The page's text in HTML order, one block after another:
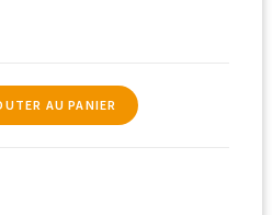
AU PANIER